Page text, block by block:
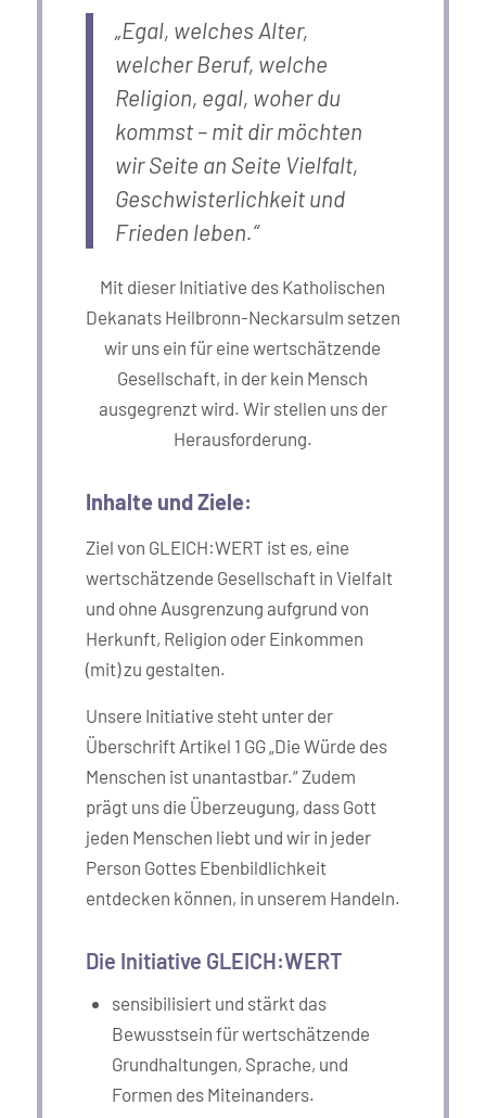
„Egal, welches Alter,
welcher Beruf, welche
Religion, egal, woher du
kommst – mit dir möchten
wir Seite an Seite Vielfalt,
Geschwisterlichkeit und
Frieden leben.“
Mit dieser Initiative des Katholischen
Dekanats Heilbronn-Neckarsulm setzen
wir uns ein für eine wertschätzende
Gesellschaft, in der kein Mensch
ausgegrenzt wird. Wir stellen uns der
Herausforderung.
Inhalte und Ziele:
Ziel von GLEICH:WERT ist es, eine
wertschätzende Gesellschaft in Vielfalt
und ohne Ausgrenzung aufgrund von
Herkunft, Religion oder Einkommen
(mit) zu gestalten.
Unsere Initiative steht unter der
Überschrift Artikel 1 GG „Die Würde des
Menschen ist unantastbar.“ Zudem
prägt uns die Überzeugung, dass Gott
jeden Menschen liebt und wir in jeder
Person Gottes Ebenbildlichkeit
entdecken können, in unserem Handeln.
Die Initiative GLEICH:WERT
sensibilisiert und stärkt das
Bewusstsein für wertschätzende
Grundhaltungen, Sprache, und
Formen des Miteinanders.